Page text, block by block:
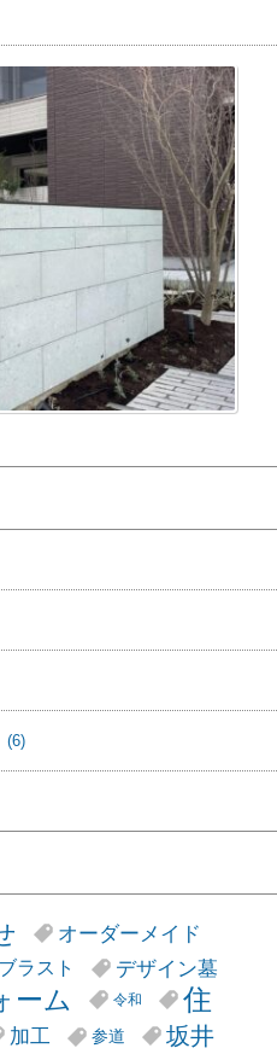
(6)
オーダーメイド
ラスト デザイン墓
ーム 令和
住
加工 参道
坂井